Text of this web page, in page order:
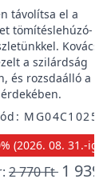
távolítsa el a
tömítéslehúzó- és
a szilárdság
és rozsdaálló a
MG04C1025
(2026. 08. 31.-ig)
2 770 Ft 1 939